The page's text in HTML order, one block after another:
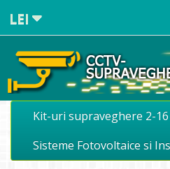
LEI
Kit-uri supraveghere 2-
Sisteme Fotovoltaice si